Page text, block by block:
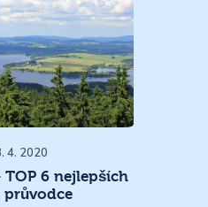
4. 2020
6 nejlepších
průvodce